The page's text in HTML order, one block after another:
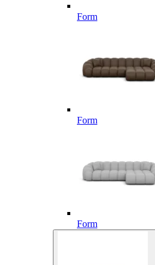
Form
Form
Form